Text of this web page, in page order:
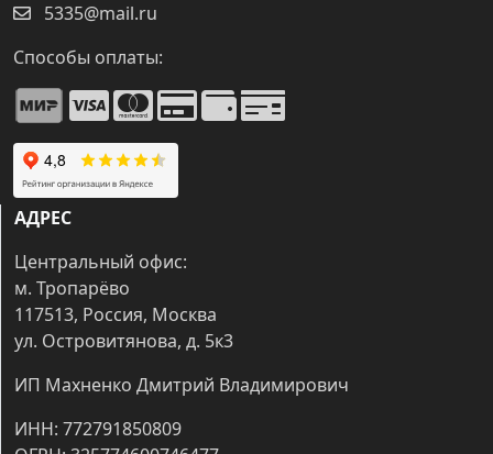
5335@mail.ru
Способы оплаты:
АДРЕС
Центральный офис:
м. Тропарёво
117513, Россия, Москва
ул. Островитянова, д. 5к3
ИП Махненко Дмитрий Владимирович
ИНН: 772791850809